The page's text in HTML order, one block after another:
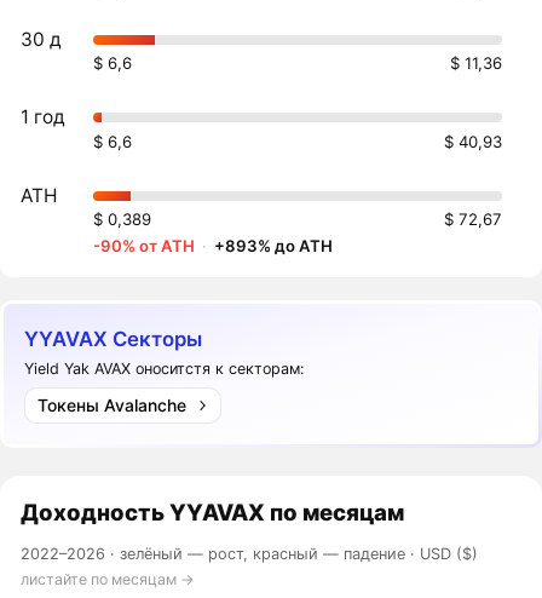
30 д
$ 6,6 $ 11,36
1 год
$ 6,6 $ 40,93
ATH
$ 0,389
$ 72,67
-90% от ATH · +893% до ATH
YYAVAX Секторы
Yield Yak AVAX оноситстя к секторам:
Токены Avalanche
ДоходностьYYAVAX по месяцам
2022–2026 ·зелёный — рост, красный — падение · USD ($)
листайте по месяцам →